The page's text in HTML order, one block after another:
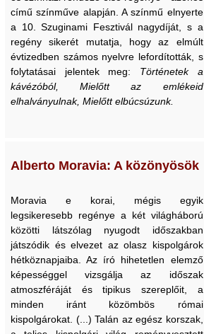
című színműve alapján. A színmű elnyerte
a 10. Szuginami Fesztivál nagydíját, s a
regény sikerét mutatja, hogy az elmúlt
évtizedben számos nyelvre lefordították, s
folytatásai jelentek meg: Történetek a
kávézóból, Mielőtt az emlékeid
elhalványulnak, Mielőtt elbúcsúzunk.
Alberto Moravia: A közönyösök
Moravia e korai, mégis egyik
legsikeresebb regénye a két világháború
közötti látszólag nyugodt időszakban
játszódik és elvezet az olasz kispolgárok
hétköznapjaiba. Az író hihetetlen elemző
képességgel vizsgálja az időszak
atmoszféráját és tipikus szereplőit, a
minden iránt közömbös római
kispolgárokat. (...) Talán az egész korszak,